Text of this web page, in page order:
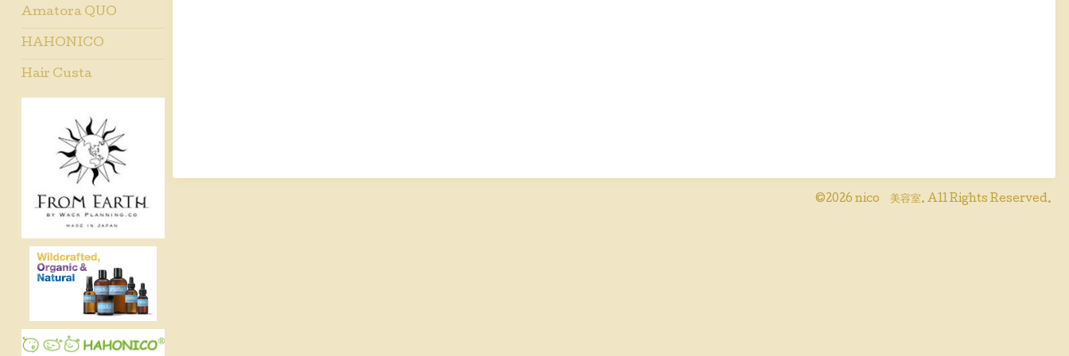
©2026 nico 美容室. All Rights Reserved.
Amatora QUO
HAHONICO
Hair Custa